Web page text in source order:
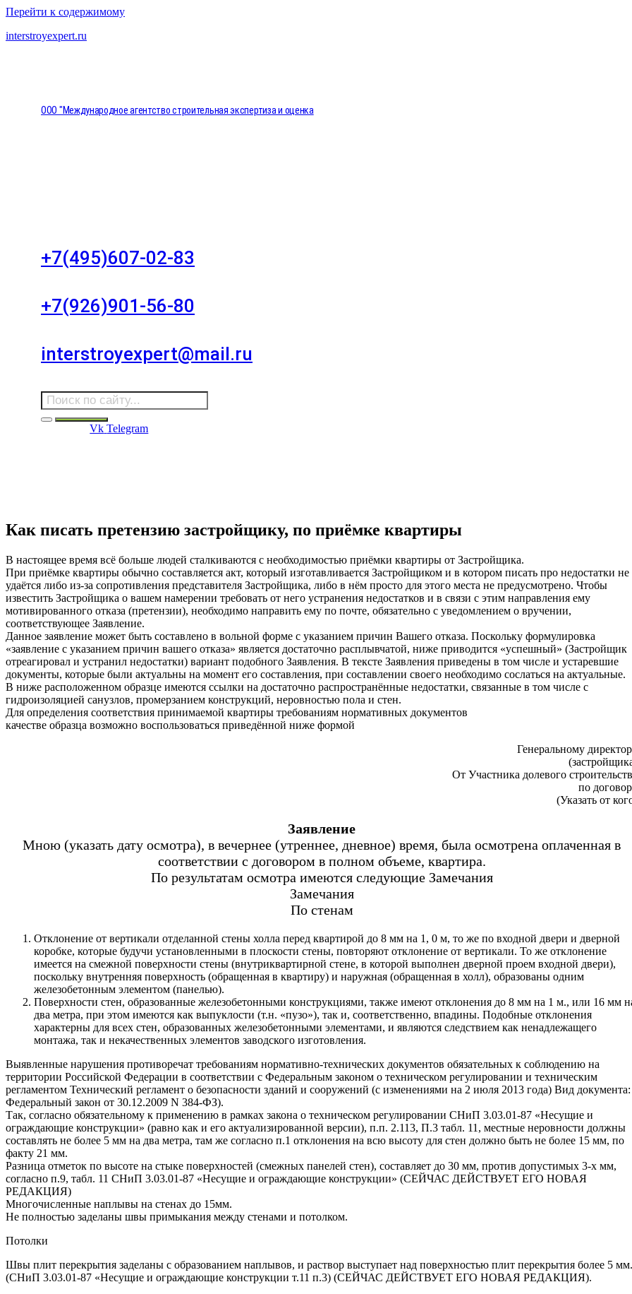
Перейти к содержимому
interstroyexpert.ru
ООО "Международное агентство строительная экспертиза и оценка
+7(495)607-02-83
+7(926)901-56-80
interstroyexpert@mail.ru
Vk Telegram
Как писать претензию застройщику, по приёмке квартиры
В настоящее время всё больше людей сталкиваются с необходимостью приёмки квартиры от Застройщика.
При приёмке квартиры обычно составляется акт, который изготавливается Застройщиком и в котором писать про недостатки не
удаётся либо из-за сопротивления представителя Застройщика, либо в нём просто для этого места не предусмотрено. Чтобы
известить Застройщика о вашем намерении требовать от него устранения недостатков и в связи с этим направления ему
мотивированного отказа (претензии), необходимо направить ему по почте, обязательно с уведомлением о вручении,
соответствующее Заявление.
Данное заявление может быть составлено в вольной форме с указанием причин Вашего отказа. Поскольку формулировка
«заявление с указанием причин вашего отказа» является достаточно расплывчатой, ниже приводится «успешный» (Застройщик
отреагировал и устранил недостатки) вариант подобного Заявления. В тексте Заявления приведены в том числе и устаревшие
документы, которые были актуальны на момент его составления, при составлении своего необходимо сослаться на актуальные.
В ниже расположенном образце имеются ссылки на достаточно распространённые недостатки, связанные в том числе с
гидроизоляцией санузлов, промерзанием конструкций, неровностью пола и стен.
Для определения соответствия принимаемой квартиры требованиям нормативных документов
качестве образца возможно воспользоваться приведённой ниже формой
Генеральному
От Участника долевого
по
(Указать от
Заявление
Мною (указать дату осмотра), в вечернее (утреннее, дневное) время, была осмотрена оплаченная в
соответствии с договором в полном объеме, квартира.
По результатам осмотра имеются следующие Замечания
Замечания
По стенам
Отклонение от вертикали отделанной стены холла перед квартирой до 8 мм на 1, 0 м, то же по входной двери и дверной
коробке, которые будучи установленными в плоскости стены, повторяют отклонение от вертикали. То же отклонение
имеется на смежной поверхности стены (внутриквартирной стене, в которой выполнен дверной проем входной двери),
поскольку внутренняя поверхность (обращенная в квартиру) и наружная (обращенная в холл), образованы одним
железобетонным элементом (панелью).
Поверхности стен, образованные железобетонными конструкциями, также имеют отклонения до 8 мм на 1 м., или 16 мм
два метра, при этом имеются как выпуклости (т.н. «пузо»), так и, соответственно, впадины. Подобные отклонения
характерны для всех стен, образованных железобетонными элементами, и являются следствием как ненадлежащего
монтажа, так и некачественных элементов заводского изготовления.
Выявленные нарушения противоречат требованиям нормативно-технических документов обязательных к соблюдению на
территории Российской Федерации в соответствии с Федеральным законом о техническом регулировании и техническим
регламентом Технический регламент о безопасности зданий и сооружений (с изменениями на 2 июля 2013 года) Вид документа:
Федеральный закон от 30.12.2009 N 384-ФЗ).
Так, согласно обязательному к применению в рамках закона о техническом регулировании СНиП 3.03.01-87 «Несущие и
ограждающие конструкции» (равно как и его актуализированной версии), п.п. 2.113, П.3 табл. 11, местные неровности должны
составлять не более 5 мм на два метра, там же согласно п.1 отклонения на всю высоту для стен должно быть не более 15 мм, по
факту 21 мм.
Разница отметок по высоте на стыке поверхностей (смежных панелей стен), составляет до 30 мм, против допустимых 3-х мм,
согласно п.9, табл. 11 СНиП 3.03.01-87 «Несущие и ограждающие конструкции» (СЕЙЧАС ДЕЙСТВУЕТ ЕГО НОВАЯ
РЕДАКЦИЯ)
Многочисленные наплывы на стенах до 15мм.
Не полностью заделаны швы примыкания между стенами и потолком.
Потолки
Швы плит перекрытия заделаны с образованием наплывов, и раствор выступает над поверхностью плит перекрытия более 5 мм.
(СНиП 3.03.01-87 «Несущие и ограждающие конструкции т.11 п.3) (СЕЙЧАС ДЕЙСТВУЕТ ЕГО НОВАЯ РЕДАКЦИЯ).